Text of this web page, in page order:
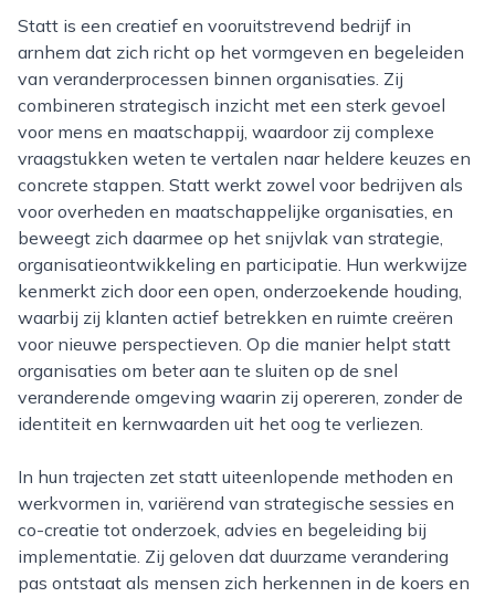
Statt is een creatief en vooruitstrevend bedrijf in
arnhem dat zich richt op het vormgeven en begeleiden
van veranderprocessen binnen organisaties. Zij
combineren strategisch inzicht met een sterk gevoel
voor mens en maatschappij, waardoor zij complexe
vraagstukken weten te vertalen naar heldere keuzes en
concrete stappen. Statt werkt zowel voor bedrijven als
voor overheden en maatschappelijke organisaties, en
beweegt zich daarmee op het snijvlak van strategie,
organisatieontwikkeling en participatie. Hun werkwijze
kenmerkt zich door een open, onderzoekende houding,
waarbij zij klanten actief betrekken en ruimte creëren
voor nieuwe perspectieven. Op die manier helpt statt
organisaties om beter aan te sluiten op de snel
veranderende omgeving waarin zij opereren, zonder de
identiteit en kernwaarden uit het oog te verliezen.
In hun trajecten zet statt uiteenlopende methoden en
werkvormen in, variërend van strategische sessies en
co-creatie tot onderzoek, advies en begeleiding bij
implementatie. Zij geloven dat duurzame verandering
pas ontstaat als mensen zich herkennen in de koers en